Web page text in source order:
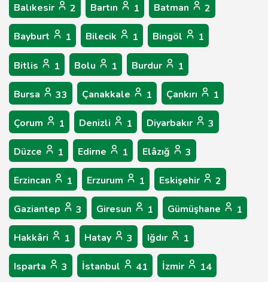
Balıkesir 2 Bartın 1 Batman 2
Bayburt 1 Bilecik 1 Bingöl 1
Bitlis 1 Bolu 1 Burdur 1
Bursa 33 Çanakkale 1 Çankırı 1
Çorum 1 Denizli 1 Diyarbakır 3
Düzce 1 Edirne 1 Elâzığ 3
Erzincan 1 Erzurum 1 Eskişehir 2
Gaziantep 3 Giresun 1 Gümüşhane 1
Hakkâri 1 Hatay 3 Iğdır 1
Isparta 3 İstanbul 41 İzmir 14